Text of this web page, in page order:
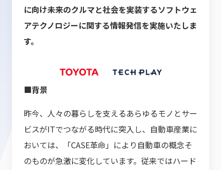
に向け未来のクルマと社会を実装するソフトウェ
アテクノロジーに関する情報発信を実施いたしま
す。
■背景
昨今、人々の暮らしを支えるあらゆるモノとサー
ビスがITでつながる時代に突入し、自動車産業に
おいては、「CASE革命」により自動車の概念そ
のものが急激に変化しています。従来ではハード